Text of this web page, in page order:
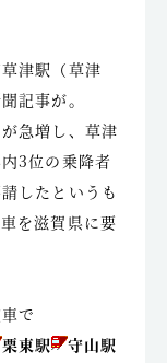
津駅（草津
記事が。
急増し、草津
3位の乗降者
したというも
を滋賀県に要
で
栗東駅
守山駅